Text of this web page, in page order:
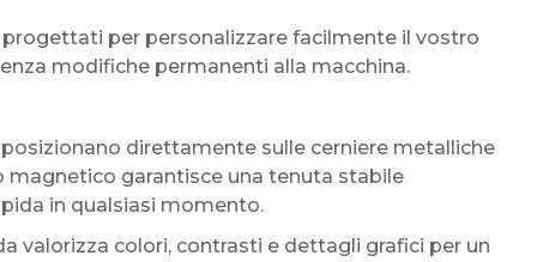
per personalizzare facilmente il vostro
modifiche permanenti alla macchina.
direttamente sulle cerniere metalliche
magnetico garantisce una tenuta stabile
in qualsiasi momento.
valorizza colori, contrasti e dettagli grafici per un